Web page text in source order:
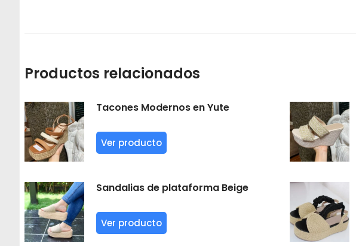
Productos relacionados
Tacones Modernos en Yute
Ver producto
Sandalias de plataforma Beige
Ver producto